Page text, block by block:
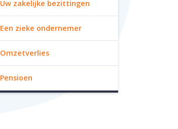
Uw zakelijke bezittingen
Een zieke ondernemer
Omzetverlies
Pensioen